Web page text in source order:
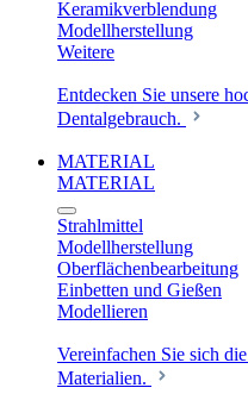
Keramikverblendung
Modellherstellung
Weitere
Entdecken Sie unsere
Dentalgebrauch.
MATERIAL
MATERIAL
Strahlmittel
Modellherstellung
Oberflächenbearbeitung
Einbetten und Gießen
Modellieren
Vereinfachen Sie sich
Materialien.